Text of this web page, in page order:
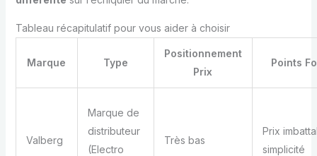
Tableau récapitulatif pour vous aider à choisir
Marque Type
Positionnement
Prix
Points
Valberg
Marque de
distributeur
(Electro
Très bas
Prix
simplicité